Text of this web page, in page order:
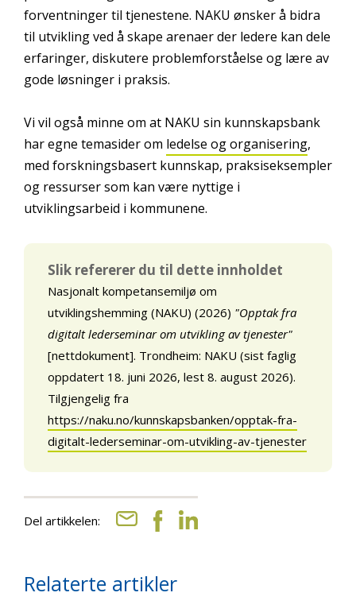
forventninger til tjenestene. NAKU ønsker å bidra
til utvikling ved å skape arenaer der ledere kan dele
erfaringer, diskutere problemforståelse og lære av
gode løsninger i praksis.
Vi vil også minne om at NAKU sin kunnskapsbank
har egne temasider om ledelse og organisering,
med forskningsbasert kunnskap, praksiseksempler
og ressurser som kan være nyttige i
utviklingsarbeid i kommunene.
Slik refererer du til dette innholdet
Nasjonalt kompetansemiljø om
utviklingshemming (NAKU) (2026) "Opptak fra
digitalt lederseminar om utvikling av tjenester"
[nettdokument]. Trondheim: NAKU (sist faglig
oppdatert 18. juni 2026, lest 8. august 2026).
Tilgjengelig fra
https://naku.no/kunnskapsbanken/opptak-fra-
digitalt-lederseminar-om-utvikling-av-tjenester
Del artikkelen:
Relaterte artikler